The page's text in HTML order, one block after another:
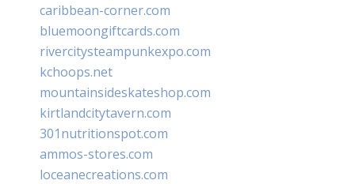
caribbean-corner.com
bluemoongiftcards.com
rivercitysteampunkexpo.com
kchoops.net
mountainsideskateshop.com
kirtlandcitytavern.com
301nutritionspot.com
ammos-stores.com
loceanecreations.com